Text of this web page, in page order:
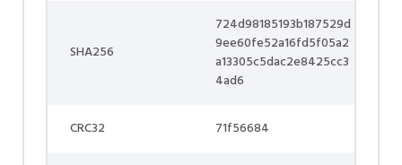
SHA256
724d98185193b187529d
9ee60fe52a16fd5f05a2
a13305c5dac2e8425cc3
4ad6
CRC32 71f56684